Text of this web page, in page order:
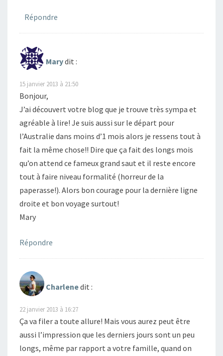
Répondre
Marydit :
15 janvier 2013 à 21:50
Bonjour,
J’ai découvert votre blog que je trouve très sympa et
agréable à lire! Je suis aussi sur le départ pour
l’Australie dans moins d’1 mois alors je ressens tout à
fait la même chose!! Dire que ça fait des longs mois
qu’on attend ce fameux grand saut et il reste encore
tout à faire niveau formalité (horreur de la
paperasse!). Alors bon courage pour la dernière ligne
droite et bon voyage surtout!
Mary
Répondre
Charlenedit :
22 janvier 2013 à 16:27
Ça va filer a toute allure! Mais vous aurez peut être
aussi l’impression que les derniers jours sont un peu
longs, même par rapport a votre famille, quand on